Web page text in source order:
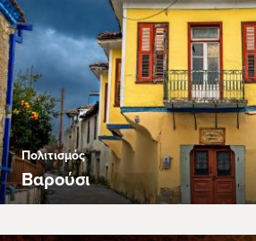
Πολιτισμός
Βαρούσι